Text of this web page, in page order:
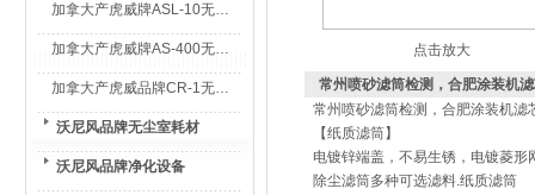
加拿大产虎威牌ASL-10无尘室专用吸尘器
加拿大产虎威牌AS-400无尘室专用吸尘器
加拿大产虎威品牌CR-1无尘室专用吸尘器
沃尼风品牌无尘室耗材
沃尼风品牌净化设备
点击放大
常州喷砂滤筒检测，合肥涂装机
常州喷砂滤筒检测，合肥涂装机滤
【纸质滤筒】
电镀锌端盖，不易生锈，电镀菱
除尘滤筒多种可选滤料.纸质滤筒